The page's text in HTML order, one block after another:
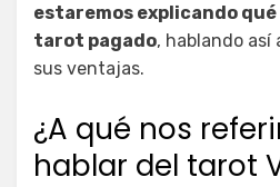
estaremos explicando qué
tarot pagado, hablando así
sus ventajas.
¿A qué nos
hablar del tarot